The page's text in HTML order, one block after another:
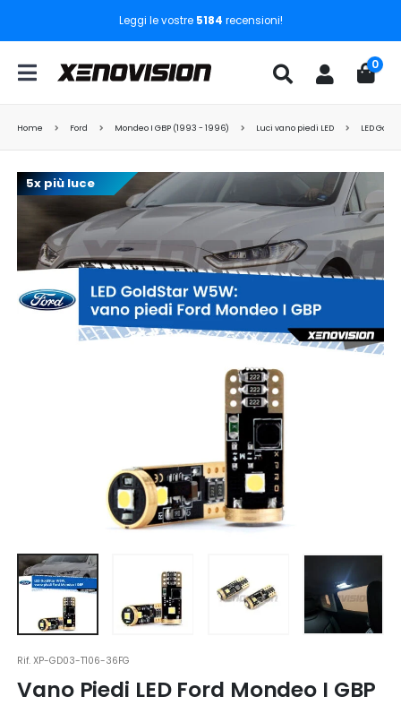
Leggi le vostre 5184 recensioni!
0
Home Ford Mondeo I GBP (1993 - 1996) Luci vano piedi LED LED
5x più luce
Rif.XP-GD03-T106-36FG
Vano Piedi LED Ford Mondeo I GBP